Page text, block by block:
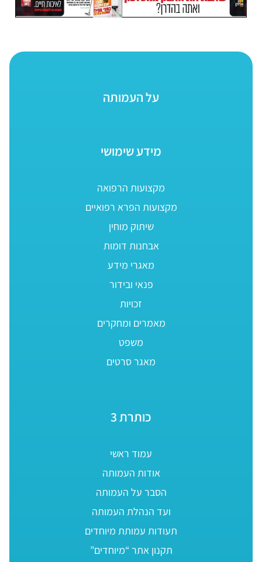
על העמותה
מידע שימושי
מקצועות הרפואה
מקצועות הפרא רפואיים
שיתוק מוחין
אבחנות דומות
מאגרי מידע
פנאי ובידור
זכויות
מאמרים ומחקרים
משפט
מאגר סרטים
כותרת 3
עמוד ראשי
אודות העמותה
הסבר על העמותה
ועד הנהלת העמותה
תעודות עמותת מיוחדים
תקנון אתר “מיוחדים”